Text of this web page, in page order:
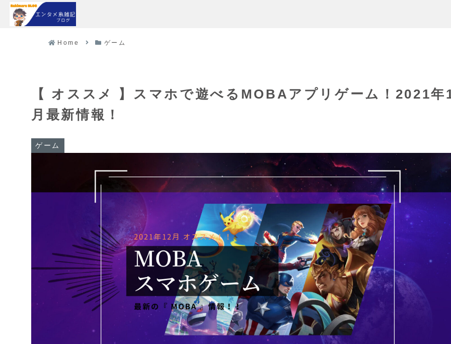
Home ゲーム
【 オススメ 】スマホで遊べるMOBAアプリゲーム！2021年
月最新情報！
ゲーム